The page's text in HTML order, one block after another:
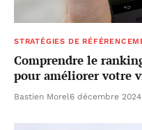
STRATÉGIES DE
Comprendre le
pour améliorer votre
Bastien Morel6 décembre 2024